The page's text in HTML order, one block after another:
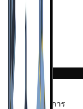
ตัด หรือค้นหาการ